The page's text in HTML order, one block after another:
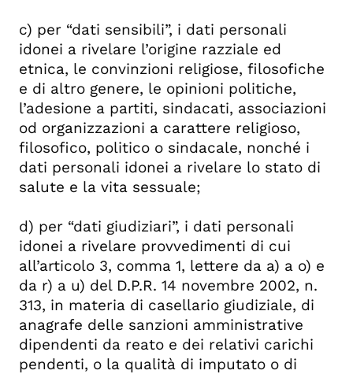
c) per “dati sensibili”, i dati personali
idonei a rivelare l’origine razziale ed
etnica, le convinzioni religiose, filosofiche
e di altro genere, le opinioni politiche,
l’adesione a partiti, sindacati, associazioni
od organizzazioni a carattere religioso,
filosofico, politico o sindacale, nonché i
dati personali idonei a rivelare lo stato di
salute e la vita sessuale;
d) per “dati giudiziari”, i dati personali
idonei a rivelare provvedimenti di cui
all’articolo 3, comma 1, lettere da a) a o) e
da r) a u) del D.P.R. 14 novembre 2002, n.
313, in materia di casellario giudiziale, di
anagrafe delle sanzioni amministrative
dipendenti da reato e dei relativi carichi
pendenti, o la qualità di imputato o di